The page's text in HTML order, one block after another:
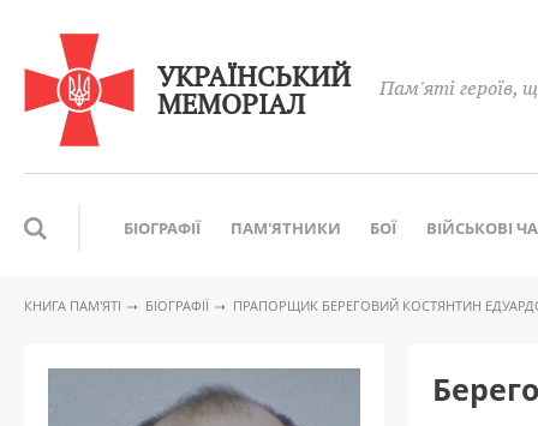
УКРАЇНСЬКИЙ
МЕМОРІАЛ Пам'яті героїв,
БІОГРАФІЇ ПАМ'ЯТНИКИ БОЇ ВІЙСЬКОВІ
КНИГА ПАМ′ЯТІ БІОГРАФІЇ ПРАПОРЩИК БЕРЕГОВИЙ КОСТЯНТИН